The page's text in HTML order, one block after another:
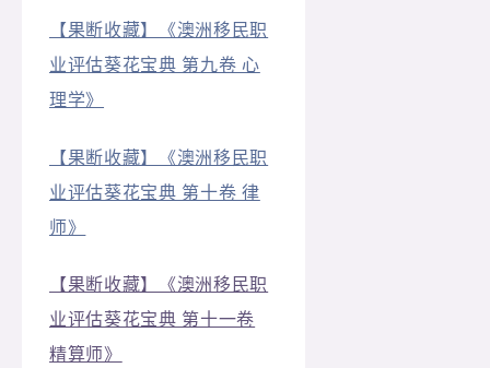
【果断收藏】《澳洲移民职
业评估葵花宝典 第九卷 心
理学》
【果断收藏】《澳洲移民职
业评估葵花宝典 第十卷 律
师》
【果断收藏】《澳洲移民职
业评估葵花宝典 第十一卷
精算师》